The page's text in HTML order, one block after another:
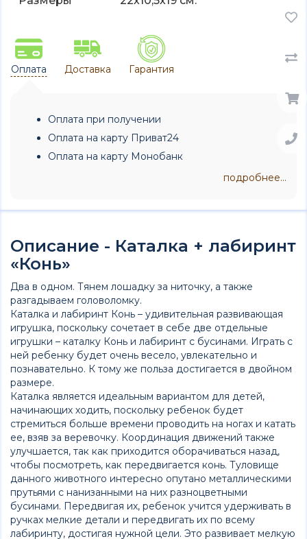
Оплата Доставка Гарантия
Оплата при получении
Оплата на карту Приват24
Оплата на карту Монобанк
подробнее...
Описание - Каталка + лабиринт
«Конь»
Два в одном. Тянем лошадку за ниточку, а также
разгадываем головоломку.
Каталка и лабиринт Конь – удивительная развивающая
игрушка, поскольку сочетает в себе две отдельные
игрушки – каталку Конь и лабиринт с бусинами. Играть с
ней ребенку будет очень весело, увлекательно и
познавательно. К тому же польза достигается в двойном
размере.
Каталка является идеальным вариантом для детей,
начинающих ходить, поскольку ребенок будет
стремиться больше времени проводить на ногах и катать
ее, взяв за веревочку. Координация движений также
улучшается, так как приходится оборачиваться назад,
чтобы посмотреть, как передвигается конь. Туловище
данного животного интересно опутано металлическими
прутьями с нанизанными на них разноцветными
бусинами. Передвигая их, ребенок учится удерживать в
ручках мелкие детали и передвигать их по всему
лабиринту, достигая нужной цели. Это развивает мелкую